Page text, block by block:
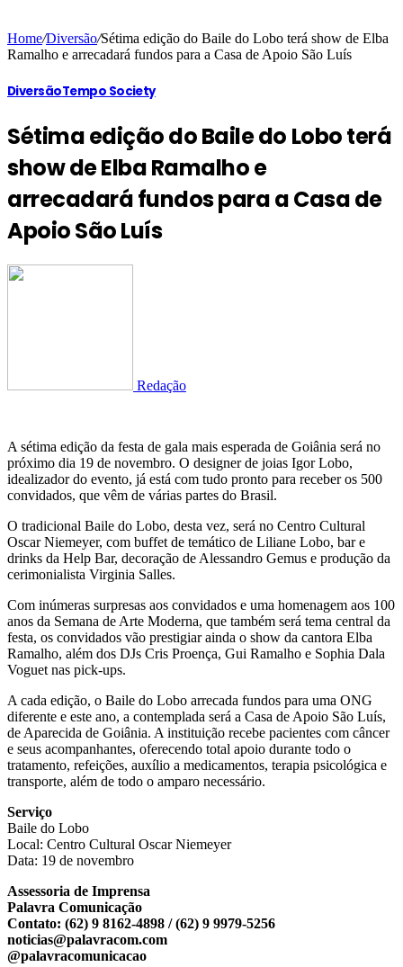
Home/Diversão/Sétima edição do Baile do Lobo terá show de Elba
Ramalho e arrecadará fundos para a Casa de Apoio São Luís
DiversãoTempo Society
Sétima edição do Baile do Lobo terá
show de Elba Ramalho e
arrecadará fundos para a Casa de
Apoio São Luís
Redação
A sétima edição da festa de gala mais esperada de Goiânia será no
próximo dia 19 de novembro. O designer de joias Igor Lobo,
idealizador do evento, já está com tudo pronto para receber os 500
convidados, que vêm de várias partes do Brasil.
O tradicional Baile do Lobo, desta vez, será no Centro Cultural
Oscar Niemeyer, com buffet de temático de Liliane Lobo, bar e
drinks da Help Bar, decoração de Alessandro Gemus e produção da
cerimonialista Virginia Salles.
Com inúmeras surpresas aos convidados e uma homenagem aos 100
anos da Semana de Arte Moderna, que também será tema central da
festa, os convidados vão prestigiar ainda o show da cantora Elba
Ramalho, além dos DJs Cris Proença, Gui Ramalho e Sophia Dala
Voguet nas pick-ups.
A cada edição, o Baile do Lobo arrecada fundos para uma ONG
diferente e este ano, a contemplada será a Casa de Apoio São Luís,
de Aparecida de Goiânia. A instituição recebe pacientes com câncer
e seus acompanhantes, oferecendo total apoio durante todo o
tratamento, refeições, auxílio a medicamentos, terapia psicológica e
transporte, além de todo o amparo necessário.
Serviço
Baile do Lobo
Local: Centro Cultural Oscar Niemeyer
Data: 19 de novembro
Assessoria de Imprensa
Palavra Comunicação
Contato: (62) 9 8162-4898 / (62) 9 9979-5256
noticias@palavracom.com
@palavracomunicacao